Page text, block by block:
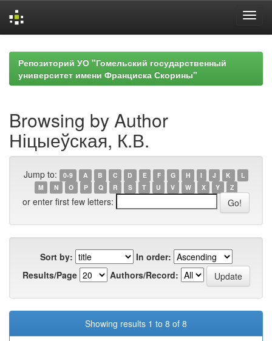
navigationРепозиторий УО "Гомельский государственный
университет имени Франциска Скорины"
Browsing by Author
Ніцыеўская, К.В.
Jump to: 0-9 A B C D E F G H I J K
L
M
N O P Q R S T U V W X Y Z
or enter first few letters:
Sort by:
In order:
Results/Page
Authors/Record:
Showing results 1 to 8 of 8